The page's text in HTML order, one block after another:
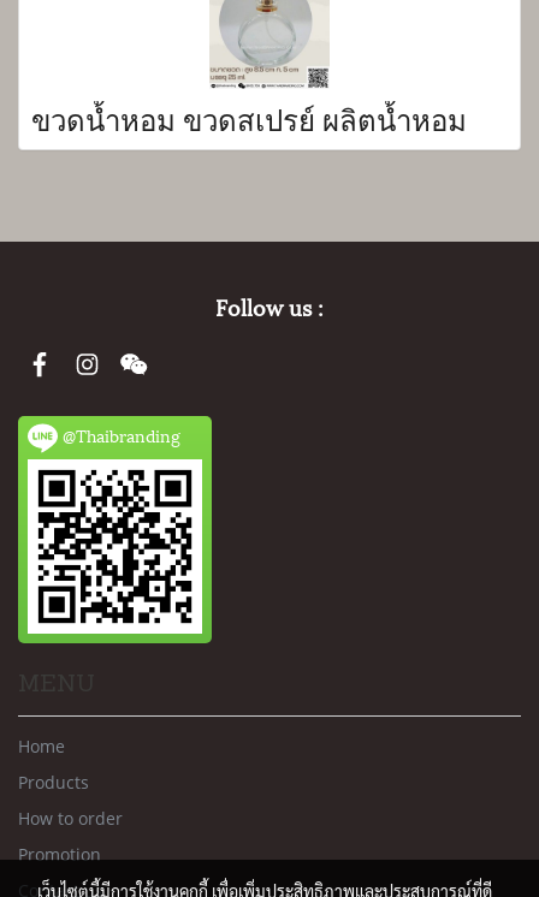
ขวดน้ำหอม ขวดสเปรย์ ผลิตน้ำหอม
Follow us :
@Thaibranding
Home
Products
How to order
Promotion
Contact us
เว็บไซต์นี้มีการใช้งานคุกกี้ เพื่อเพิ่มประสิทธิภาพและประสบการณ์ที่ดี